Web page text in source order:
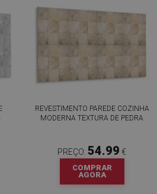
REVESTIMENTO PAREDE COZINHA
MODERNA TEXTURA DE PEDRA
PREÇO: 54.99 €
COMPRAR
AGORA